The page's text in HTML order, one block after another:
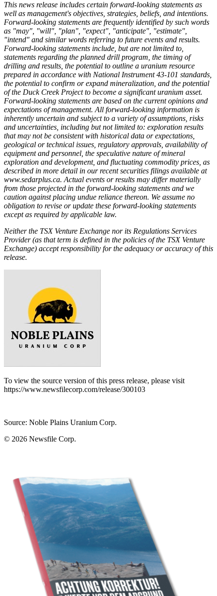
This news release includes certain forward-looking statements as
well as management's objectives, strategies, beliefs, and intentions.
Forward-looking statements are frequently identified by such words
as "may", "will", "plan", "expect", "anticipate", "estimate",
"intend" and similar words referring to future events and results.
Forward-looking statements include, but are not limited to,
statements regarding the planned drill program, the timing of
drilling and results, the potential to outline a uranium resource
prepared in accordance with National Instrument 43-101 standards,
the potential to confirm or expand mineralization, and the potential
of the Duck Creek Project to become a significant uranium asset.
Forward-looking statements are based on the current opinions and
expectations of management. All forward-looking information is
inherently uncertain and subject to a variety of assumptions, risks
and uncertainties, including but not limited to: exploration results
that may not be consistent with historical data or expectations,
geological or technical issues, regulatory approvals, availability of
equipment and personnel, the speculative nature of mineral
exploration and development, and fluctuating commodity prices, as
described in more detail in our recent securities filings available at
www.sedarplus.ca. Actual events or results may differ materially
from those projected in the forward-looking statements and we
caution against placing undue reliance thereon. We assume no
obligation to revise or update these forward-looking statements
except as required by applicable law.
Neither the TSX Venture Exchange nor its Regulations Services
Provider (as that term is defined in the policies of the TSX Venture
Exchange) accept responsibility for the adequacy or accuracy of this
release.
To view the source version of this press release, please visit
https://www.newsfilecorp.com/release/300103
Source: Noble Plains Uranium Corp.
© 2026 Newsfile Corp.